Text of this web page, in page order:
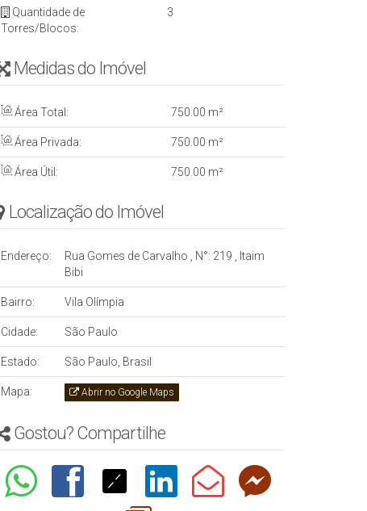
Quantidade de
Torres/Blocos:
3
Medidas do Imóvel
Área Total: 750 .00 m²
Área Privada: 750 .00 m²
Área Útil: 750 .00 m²
Localização do Imóvel
Endereço: Rua Gomes de Carvalho N°: 219
Itaim
Bibi
Bairro: Vila Olímpia
Cidade: São Paulo
Estado: São Paulo, Brasil
Mapa: Abrir no Google Maps
Gostou? Compartilhe